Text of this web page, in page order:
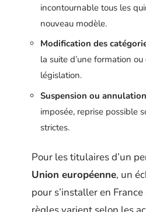
incontournable tous les
nouveau modèle.
Modification des
la suite d’une formation
législation.
Suspension ou annulation
imposée, reprise possible
strictes.
Pour les titulaires d’un
Union européenne, un
pour s’installer en